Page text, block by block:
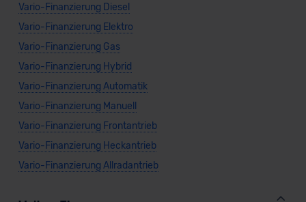
Vario-Finanzierung Diesel
Vario-Finanzierung Elektro
Vario-Finanzierung Gas
Vario-Finanzierung Hybrid
Vario-Finanzierung Automatik
Vario-Finanzierung Manuell
Vario-Finanzierung Frontantrieb
Vario-Finanzierung Heckantrieb
Vario-Finanzierung Allradantrieb